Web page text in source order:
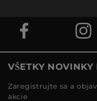
VŠETKY
Zaregistrujte sa a
akcie